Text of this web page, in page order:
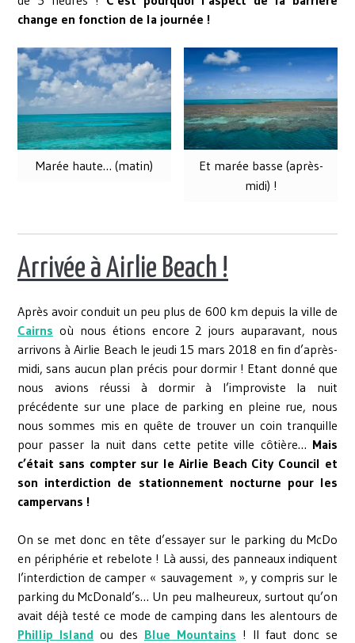
change en fonction de la journée !
Marée haute… (matin)
Et marée basse (après-
midi) !
Arrivée à Airlie Beach !
Après avoir conduit un peu plus de 600 km depuis la ville de
Cairns où nous étions encore 2 jours auparavant, nous
arrivons à Airlie Beach le jeudi 15 mars 2018 en fin d’après-
midi, sans aucun plan précis pour dormir ! Etant donné que
nous avions réussi à dormir à l’improviste la nuit
précédente sur une place de parking en pleine rue, nous
nous sommes mis en quête de trouver un coin tranquille
pour passer la nuit dans cette petite ville côtière… Mais
c’était sans compter sur le Airlie Beach City Council et
son interdiction de stationnement nocturne pour les
campervans !
On se met donc en tête d’essayer sur le parking du McDo
en périphérie et rebelote ! Là aussi, des panneaux indiquent
l’interdiction de camper « sauvagement », y compris sur le
parking du McDonald’s… Un peu malheureux, surtout qu’on
avait déjà testé ce mode de camping dans les alentours de
Phillip Island ou des Blue Mountains ! Il faut donc se